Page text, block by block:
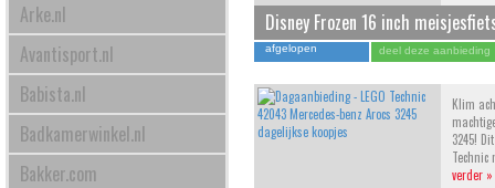
Arke.nl
Avantisport.nl
Babista.nl
Badkamerwinkel.nl
Bakker.com
Disney Frozen 16 inch
afgelopen deel deze aanbieding
Klim
3245!
verder »